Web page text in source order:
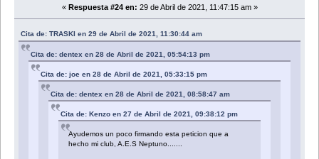
« Respuesta #24 en: 29 de Abril de 2021, 11:47:15 am »
Cita de: TRASKI en 29 de Abril de 2021, 11:30:44 am
Cita de: dentex en 28 de Abril de 2021, 05:54:13 pm
Cita de: joe en 28 de Abril de 2021, 05:33:15 pm
Cita de: dentex en 28 de Abril de 2021, 08:58:47 am
Cita de: Kenzo en 27 de Abril de 2021, 09:38:12 pm
Ayudemos un poco firmando esta peticion que a
hecho mi club, A.E.S Neptuno.......